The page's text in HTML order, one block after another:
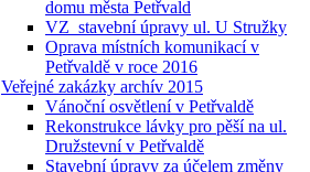
domu města Petřvald
VZ_stavební úpravy ul. U Stružky
Oprava místních komunikací v
Petřvaldě v roce 2016
Veřejné zakázky archív 2015
Vánoční osvětlení v Petřvaldě
Rekonstrukce lávky pro pěší na ul.
Družstevní v Petřvaldě
Stavební úpravy za účelem změny